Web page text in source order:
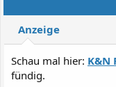
Anzeige
Schau mal hier:
fündig.